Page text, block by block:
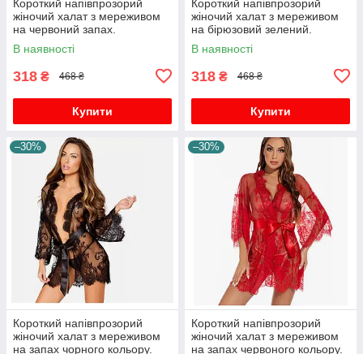
Короткий напівпрозорий
жіночий халат з мереживом
на червоний запах.
В наявності
318 ₴ 468 ₴
Купити
Короткий напівпрозорий
жіночий халат з мереживом
на бірюзовий зелений.
В наявності
318 ₴ 468 ₴
Купити
–30%
Короткий напівпрозорий
жіночий халат з мереживом
на запах чорного кольору.
–30%
Короткий напівпрозорий
жіночий халат з мереживом
на запах червоного кольору.